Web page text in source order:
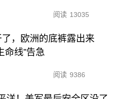
阅读 13035
，欧洲的底裤露出来
命线”告急
阅读 9386